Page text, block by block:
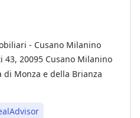
- Cusano Milanino
43, 20095 Cusano Milanino
Monza e della Brianza